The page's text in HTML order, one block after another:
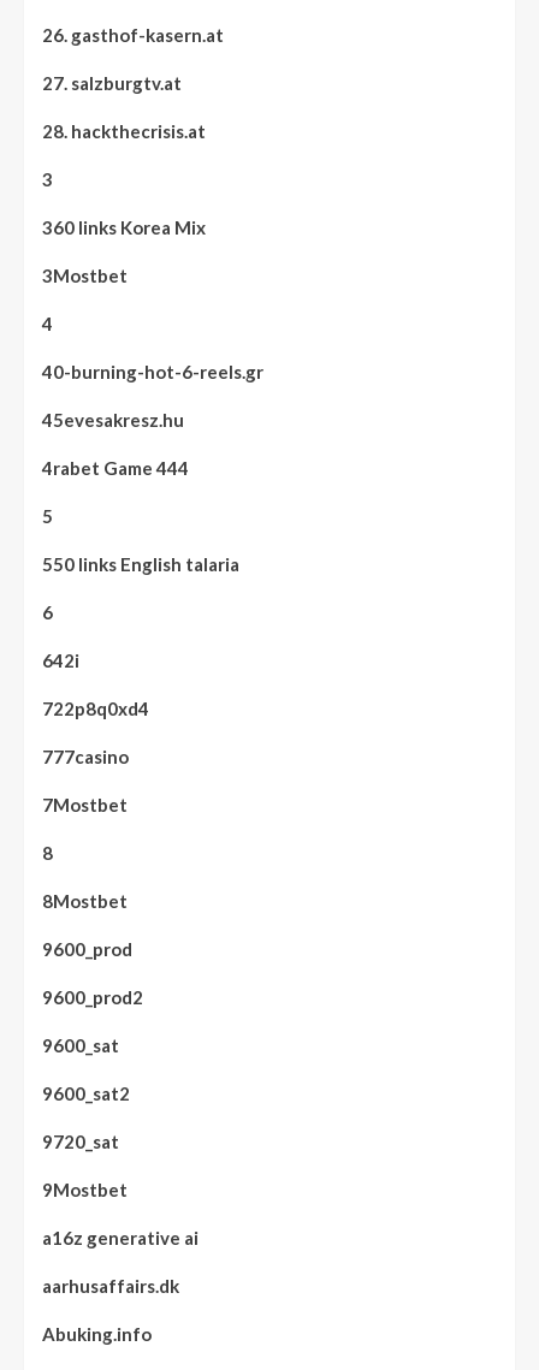
26. gasthof-kasern.at
27. salzburgtv.at
28. hackthecrisis.at
3
360 links Korea Mix
3Mostbet
4
40-burning-hot-6-reels.gr
45evesakresz.hu
4rabet Game 444
5
550 links English talaria
6
642i
722p8q0xd4
777casino
7Mostbet
8
8Mostbet
9600_prod
9600_prod2
9600_sat
9600_sat2
9720_sat
9Mostbet
a16z generative ai
aarhusaffairs.dk
Abuking.info